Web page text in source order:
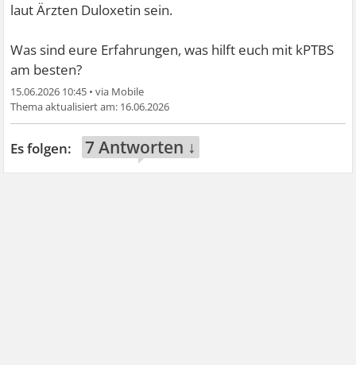
laut Ärzten Duloxetin sein.
Was sind eure Erfahrungen, was hilft euch mit kPTBS
am besten?
15.06.2026 10:45 •
16.06.2026
7 Antworten ↓